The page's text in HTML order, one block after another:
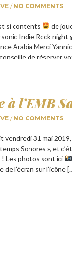
/ NO COMMENTS
si contents
de
Indie Rock night
Arabia Merci
de réserver
à l’EMB
/ NO COMMENTS
vendredi 31 mai
Sonores », et
! Les photos sont ici
de l’écran sur l’icône